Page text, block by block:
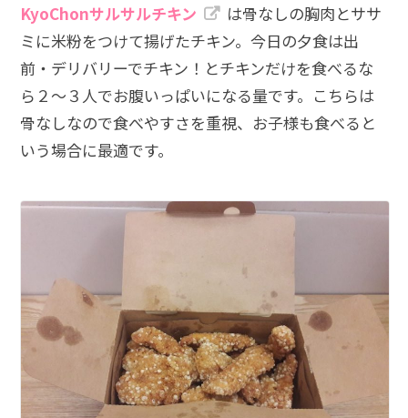
KyoChonサルサルチキン
は骨なしの胸肉とササ
ミに米粉をつけて揚げたチキン。今日の夕食は出
前・デリバリーでチキン！とチキンだけを食べるな
ら２〜３人でお腹いっぱいになる量です。こちらは
骨なしなので食べやすさを重視、お子様も食べると
いう場合に最適です。